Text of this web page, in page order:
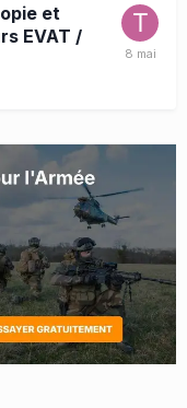
et
EVAT /